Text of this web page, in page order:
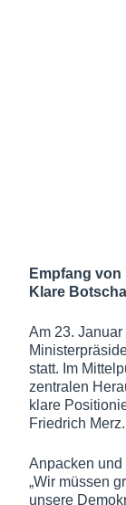
Empfang
Klare
Am 23.
statt. Im
zentralen
klare
Friedrich Merz.
Anpacken und
„Wir müssen
unsere